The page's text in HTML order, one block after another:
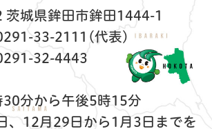
茨城県鉾田市鉾田1444-1
33-2111(代表)
32-4443
30分から午後5時15分
、12月29日から1月3日までを